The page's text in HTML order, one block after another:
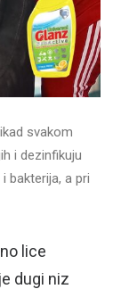
svakom
i dezinfikuju
bakterija, a pri
lice
dugi niz